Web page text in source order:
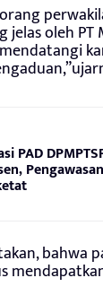
jelas oleh
PAD
bahwa